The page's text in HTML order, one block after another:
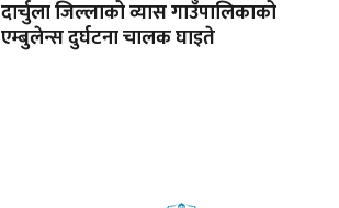
दार्चुला जिल्लाको व्यास गाउँपालिकाको
एम्बुलेन्स दुर्घटना चालक घाइते